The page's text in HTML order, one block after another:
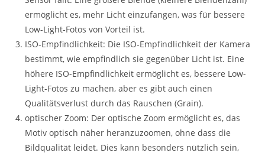
ermöglicht es, mehr Licht einzufangen, was für bessere
Low-Light-Fotos von Vorteil ist.
ISO-Empfindlichkeit: Die ISO-Empfindlichkeit der Kamera
bestimmt, wie empfindlich sie gegenüber Licht ist. Eine
höhere ISO-Empfindlichkeit ermöglicht es, bessere Low-
Light-Fotos zu machen, aber es gibt auch einen
Qualitätsverlust durch das Rauschen (Grain).
optischer Zoom: Der optische Zoom ermöglicht es, das
Motiv optisch näher heranzuzoomen, ohne dass die
Bildqualität leidet. Dies kann besonders nützlich sein,